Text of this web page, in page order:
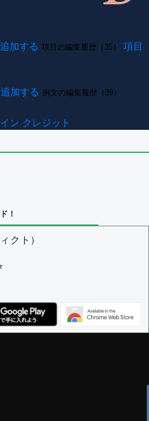
加する 項目の編集履歴（35）
項目
加する 例文の編集履歴（39）
ン クレジット
！
クト）